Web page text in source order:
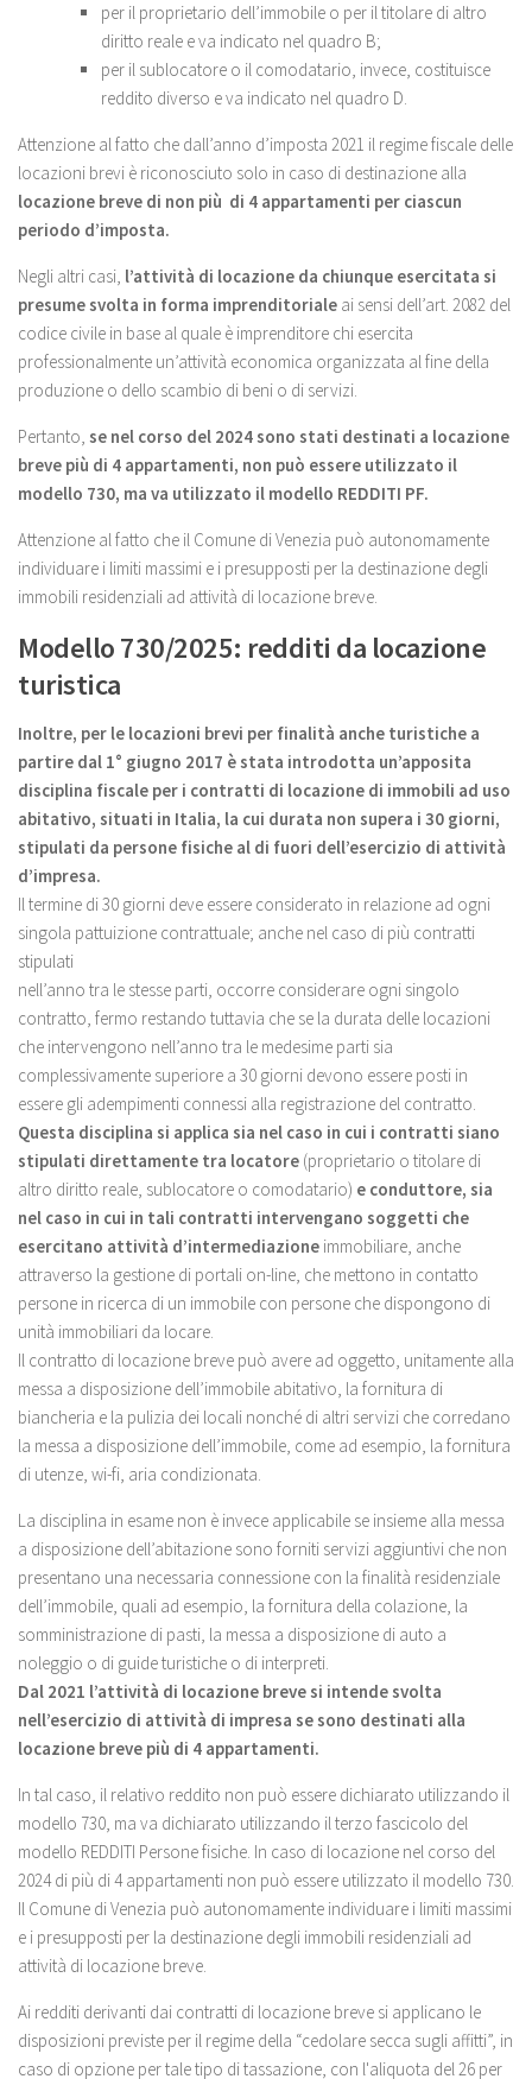
per il proprietario dell’immobile o per il titolare di altro
diritto reale e va indicato nel quadro B;
per il sublocatore o il comodatario, invece, costituisce
reddito diverso e va indicato nel quadro D.
Attenzione al fatto che dall’anno d’imposta 2021 il regime fiscale delle
locazioni brevi è riconosciuto solo in caso di destinazione alla
locazione breve di non più di 4 appartamenti per ciascun
periodo d’imposta.
Negli altri casi, l’attività di locazione da chiunque esercitata si
presume svolta in forma imprenditoriale ai sensi dell’art. 2082 del
codice civile in base al quale è imprenditore chi esercita
professionalmente un’attività economica organizzata al fine della
produzione o dello scambio di beni o di servizi.
Pertanto, se nel corso del 2024 sono stati destinati a locazione
breve più di 4 appartamenti, non può essere utilizzato il
modello 730, ma va utilizzato il modello REDDITI PF.
Attenzione al fatto che il Comune di Venezia può autonomamente
individuare i limiti massimi e i presupposti per la destinazione degli
immobili residenziali ad attività di locazione breve.
Modello 730/2025: redditi da locazione
turistica
Inoltre, per le locazioni brevi per finalità anche turistiche a
partire dal 1° giugno 2017 è stata introdotta un’apposita
disciplina fiscale per i contratti di locazione di immobili ad uso
abitativo, situati in Italia, la cui durata non supera i 30 giorni,
stipulati da persone fisiche al di fuori dell’esercizio di attività
d’impresa.
Il termine di 30 giorni deve essere considerato in relazione ad ogni
singola pattuizione contrattuale; anche nel caso di più contratti
stipulati
nell’anno tra le stesse parti, occorre considerare ogni singolo
contratto, fermo restando tuttavia che se la durata delle locazioni
che intervengono nell’anno tra le medesime parti sia
complessivamente superiore a 30 giorni devono essere posti in
essere gli adempimenti connessi alla registrazione del contratto.
Questa disciplina si applica sia nel caso in cui i contratti siano
stipulati direttamente tra locatore (proprietario o titolare di
altro diritto reale, sublocatore o comodatario) e conduttore, sia
nel caso in cui in tali contratti intervengano soggetti che
esercitano attività d’intermediazione immobiliare, anche
attraverso la gestione di portali on-line, che mettono in contatto
persone in ricerca di un immobile con persone che dispongono di
unità immobiliari da locare.
Il contratto di locazione breve può avere ad oggetto, unitamente alla
messa a disposizione dell’immobile abitativo, la fornitura di
biancheria e la pulizia dei locali nonché di altri servizi che corredano
la messa a disposizione dell’immobile, come ad esempio, la fornitura
di utenze, wi-fi, aria condizionata.
La disciplina in esame non è invece applicabile se insieme alla messa
a disposizione dell’abitazione sono forniti servizi aggiuntivi che non
presentano una necessaria connessione con la finalità residenziale
dell’immobile, quali ad esempio, la fornitura della colazione, la
somministrazione di pasti, la messa a disposizione di auto a
noleggio o di guide turistiche o di interpreti.
Dal 2021 l’attività di locazione breve si intende svolta
nell’esercizio di attività di impresa se sono destinati alla
locazione breve più di 4 appartamenti.
In tal caso, il relativo reddito non può essere dichiarato utilizzando il
modello 730, ma va dichiarato utilizzando il terzo fascicolo del
modello REDDITI Persone fisiche. In caso di locazione nel corso del
2024 di più di 4 appartamenti non può essere utilizzato il modello 730.
Il Comune di Venezia può autonomamente individuare i limiti massimi
e i presupposti per la destinazione degli immobili residenziali ad
attività di locazione breve.
Ai redditi derivanti dai contratti di locazione breve si applicano le
disposizioni previste per il regime della “cedolare secca sugli affitti”, in
caso di opzione per tale tipo di tassazione, con l'aliquota del 26 per